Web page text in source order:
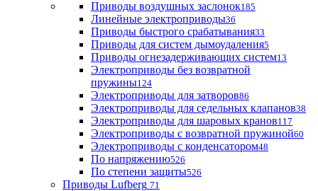
Приводы воздушных заслонок185
Линейные электроприводы36
Приводы быстрого срабатывания33
Приводы для систем дымоудаления5
Приводы огнезадерживающих систем13
Электроприводы без возвратной
пружины124
Электроприводы для затворов86
Электроприводы для седельных клапанов38
Электроприводы для шаровых кранов117
Электроприводы с возвратной пружиной60
Электроприводы с конденсатором48
По напряжению526
По степени защиты526
Приводы Lufberg 71